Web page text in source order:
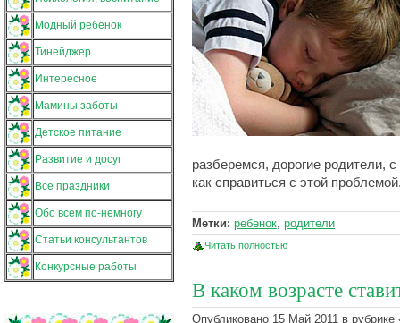
Модный ребенок
Тинейджер
Интересное
Мамины заботы
Детское питание
Развитие и досуг
Все праздники
Обо всем по-немногу
Статьи консультантов
Конкурсные работы
разберемся, дорогие родители,
как справиться с этой
Метки: ребенок, родители
Читать полностью
В каком возрасте
Опубликовано 15 Май 2011 в рубрике